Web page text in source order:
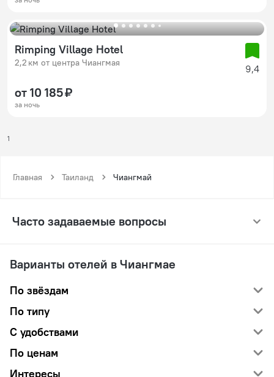
Rimping Village Hotel
2,2 км от центра Чиангмая
9,4
от 10 185 ₽
за ночь
1
Главная Таиланд Чиангмай
Часто задаваемые вопросы
Варианты отелей в Чиангмае
По звёздам
По типу
С удобствами
По ценам
Интересы